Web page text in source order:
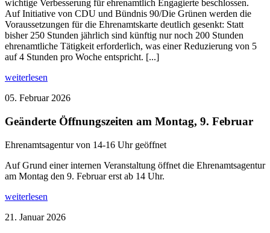
wichtige Verbesserung für ehrenamtlich Engagierte beschlossen.
Auf Initiative von CDU und Bündnis 90/Die Grünen werden die
Voraussetzungen für die Ehrenamtskarte deutlich gesenkt: Statt
bisher 250 Stunden jährlich sind künftig nur noch 200 Stunden
ehrenamtliche Tätigkeit erforderlich, was einer Reduzierung von 5
auf 4 Stunden pro Woche entspricht. [...]
weiterlesen
05. Februar 2026
Geänderte Öffnungszeiten am Montag, 9. Februar
Ehrenamtsagentur von 14-16 Uhr geöffnet
Auf Grund einer internen Veranstaltung öffnet die Ehrenamtsagentur
am Montag den 9. Februar erst ab 14 Uhr.
weiterlesen
21. Januar 2026